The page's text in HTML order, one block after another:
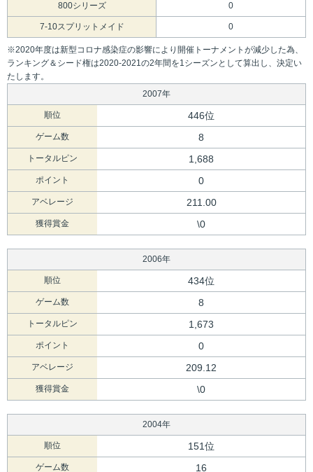
800シリーズ 0
7-10スプリットメイド 0
※2020年度は新型コロナ感染症の影響により開催トーナメントが減少した為、
ランキング＆シード権は2020-2021の2年間を1シーズンとして算出し、決定い
たします。
2007年
順位 446位
ゲーム数 8
トータルピン 1,688
ポイント 0
アベレージ 211.00
獲得賞金 \0
2006年
順位 434位
ゲーム数 8
トータルピン 1,673
ポイント 0
アベレージ 209.12
獲得賞金 \0
2004年
順位 151位
ゲーム数 16